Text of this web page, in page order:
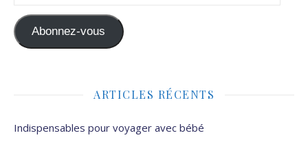
Abonnez-vous
ARTICLES RÉCENTS
Indispensables pour voyager avec bébé